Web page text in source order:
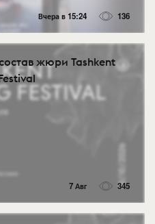
Вчера в 15:24 136
жюри Tashkent
7 Авг 345